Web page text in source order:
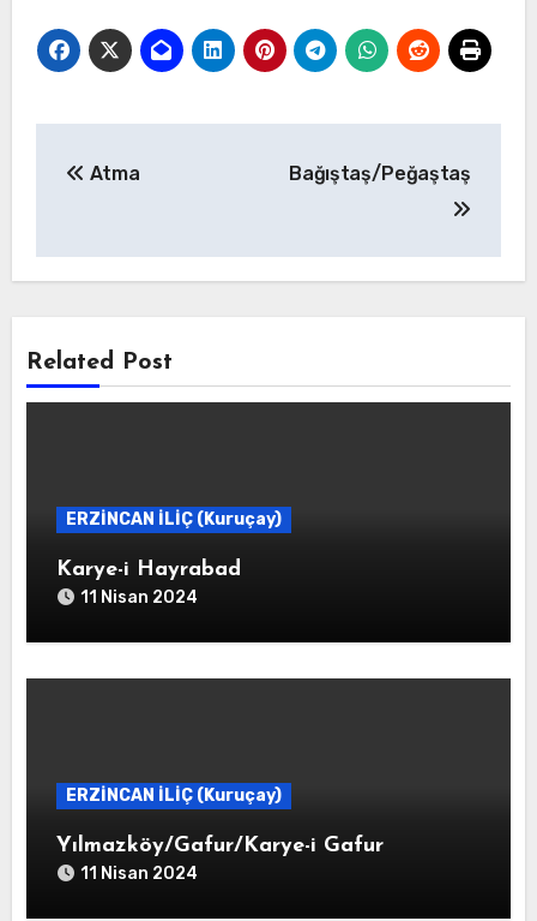
Atma Bağıştaş/Peğaştaş
Related Post
ERZİNCAN İLİÇ (Kuruçay)
Karye-i Hayrabad
11 Nisan 2024
ERZİNCAN İLİÇ (Kuruçay)
Yılmazköy/Gafur/Karye-i Gafur
11 Nisan 2024